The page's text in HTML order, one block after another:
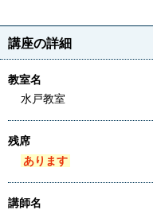
講座の詳細
教室名
水戸教室
残席
あります
講師名